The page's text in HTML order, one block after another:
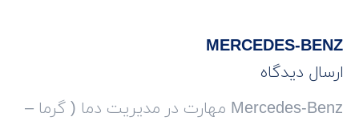
MERCEDES-BENZ
ارسال دیدگاه
Mercedes-Benz مهارت در مدیریت دما ( گرما –